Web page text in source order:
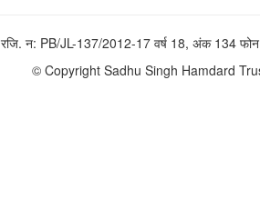
रजि. न: PB/JL-137/2012-17 वर्ष 18, अंक 134
© Copyright Sadhu Singh Hamdard